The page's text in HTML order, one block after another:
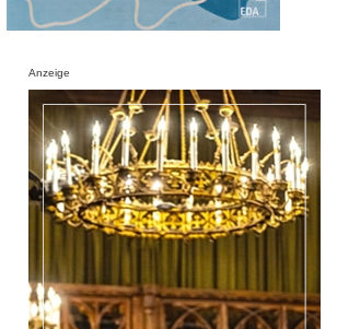
Anzeige